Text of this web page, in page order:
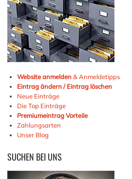
Website anmelden& Anmeldetipps
Eintrag ändern / Eintrag löschen
Neue Einträge
Die Top Einträge
Premiumeintrag Vorteile
Zahlungsarten
Unser Blog
SUCHEN BEI UNS